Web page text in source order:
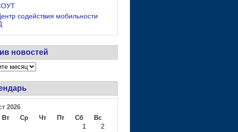
содействия мобильности
новостей
2026
Вт Ср Чт Пт Сб Вс
1
2